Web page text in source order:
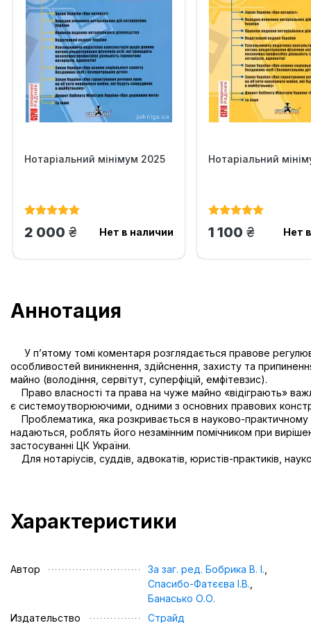
Нотаріальний мінімум 2025
2 000 грн. Нет в наличии
Нотаріальний
1 100 грн. Нет
Аннотация
У п’ятому томі коментаря розглядається правове
особливостей виникнення, здійснення, захисту та
майно (володіння, сервітут, суперфіцій, емфітевзис).
Право власності та права на чуже майно «відіграють»
є системоутворюючими, одними з основних правових
Проблематика, яка розкривається в науково-
надаються, роблять його незамінним помічником при
застосуванні ЦК України.
Для нотаріусів, суддів, адвокатів, юристів-практиків,
Характеристики
Автор За заг. ред. Бобрика В. І.
Спасибо-Фатєєва І.В.
Банасько О.О.
Издательство
Страйд